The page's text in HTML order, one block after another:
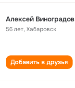
Алексей Виноградов
56 лет,Хабаровск
Добавить в друзья